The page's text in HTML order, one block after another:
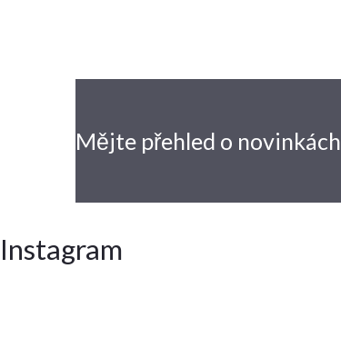
Mějte přehled o novinkách
Instagram